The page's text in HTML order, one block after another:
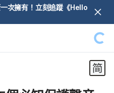
次擁有！立刻追蹤《Hello